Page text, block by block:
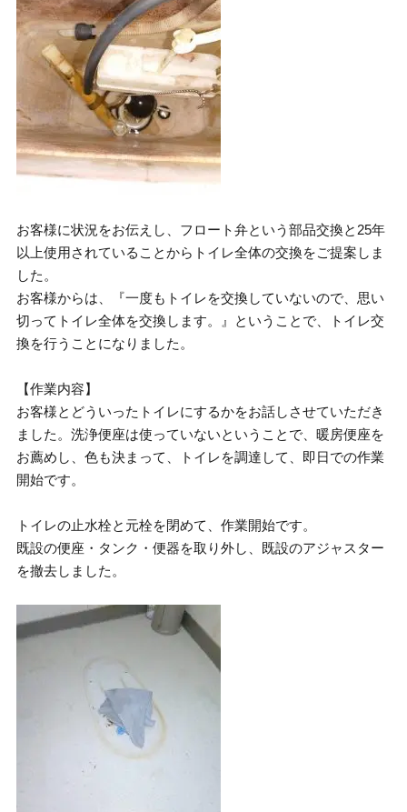
お客様に状況をお伝えし、フロート弁という部品交換と25年
以上使用されていることからトイレ全体の交換をご提案しま
した。
お客様からは、『一度もトイレを交換していないので、思い
切ってトイレ全体を交換します。』ということで、トイレ交
換を行うことになりました。
【作業内容】
お客様とどういったトイレにするかをお話しさせていただき
ました。洗浄便座は使っていないということで、暖房便座を
お薦めし、色も決まって、トイレを調達して、即日での作業
開始です。
トイレの止水栓と元栓を閉めて、作業開始です。
既設の便座・タンク・便器を取り外し、既設のアジャスター
を撤去しました。